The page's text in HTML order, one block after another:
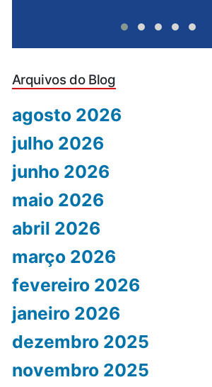
Arquivos do Blog
agosto 2026
julho 2026
junho 2026
maio 2026
abril 2026
março 2026
fevereiro 2026
janeiro 2026
dezembro 2025
novembro 2025